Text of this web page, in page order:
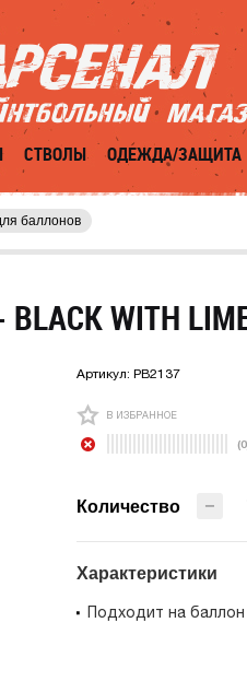
СТВОЛЫ ОДЕЖДА/ЗАЩИТА
баллонов
WITH
Артикул: PB2137
В ИЗБРАННОЕ
Количество −
Характеристики
Подходит на баллон